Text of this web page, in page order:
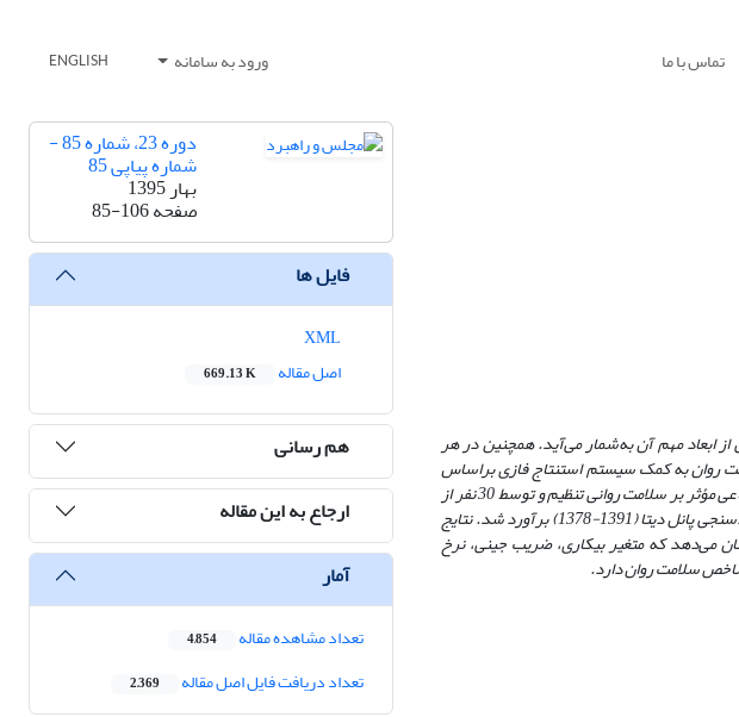
تماس با ما ورود به سامانه ENGLISH
ابعاد مهم آن به‌شمار می‌آید. همچنین در هر
روان به کمک سیستم استنتاج فازی براساس
داده‌های 30 استان کشور برای سال‌های 1391-1378 برآورد شد و پرسشنامه‌ای منطبق با روش فازی و به کمک پنج عامل فردی ـ اجتماعی مؤثر بر سلامت روانی تنظیم و توسط 30 نفر از
نخبگان روانشناس کشور تکمیل شد و در نهایت رابطه بین متغیرهای کلان اقتصادی و اجتماعی بر شاخص سلامت روان به روش اقتصادسنجی پانل دیتا (1391-1378) برآورد شد. نتایج
می‌دهد که متغیر بیکاری، ضریب جینی، نرخ
سلامت روان دارد.
دوره 23، شماره 85 -
شماره پیاپی 85
بهار 1395
صفحه85-106
فایل ها
اصل مقاله
669.13 K
هم رسانی
ارجاع به این مقاله
آمار
تعداد مشاهده مقاله 4,854
تعداد دریافت فایل اصل مقاله 2,369